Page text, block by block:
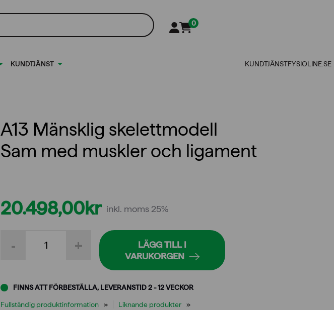
0
KUNDTJÄNST KUNDTJÄNSTFYSIOLINE.SE
A13 Mänsklig skelettmodell
Sam med muskler och ligament
20.498,00kr inkl. moms 25%
FINNS ATT FÖRBESTÄLLA, LEVERANSTID 2 - 12 VECKOR
+
Mänsklig
muskler
och
ligament
-
LÄGG TILL I
VARUKORGEN
Fullständig produktinformation Liknande produkter